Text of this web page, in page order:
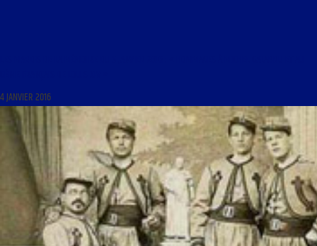
4 JANVIER 2016